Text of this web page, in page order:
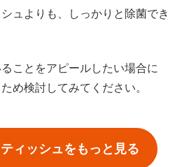
ュよりも、しっかりと除菌でき
ことをアピールしたい場合に
め検討してみてください。
ィッシュをもっと見る